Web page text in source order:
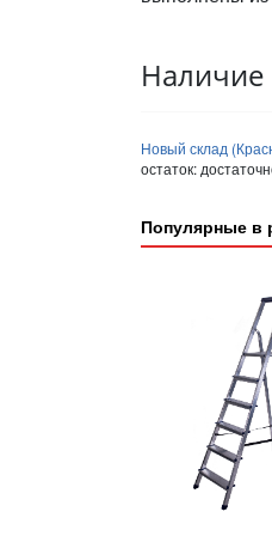
Наличие
Новый склад
остаток:
Популярные в